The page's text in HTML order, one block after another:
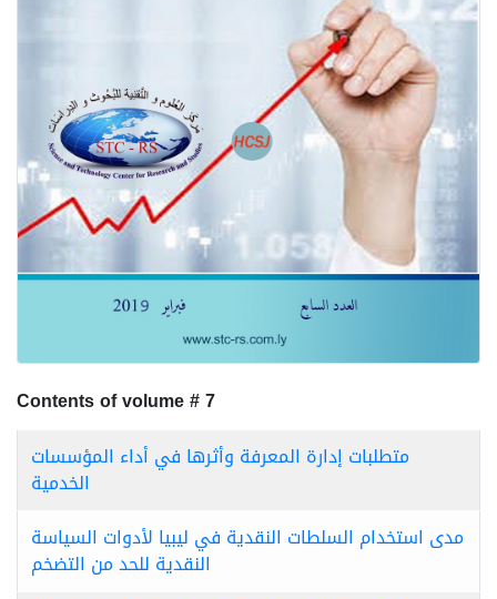
Contents of volume # 7
متطلبات إدارة المعرفة وأثرها في أداء المؤسسات
الخدمية
مدى استخدام السلطات النقدية في ليبيا لأدوات السياسة
النقدية للحد من التضخم